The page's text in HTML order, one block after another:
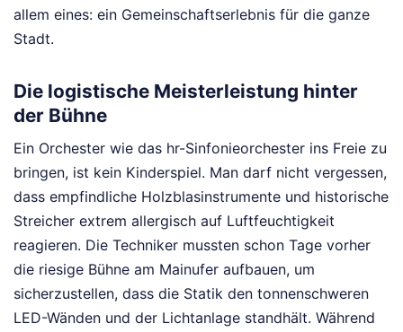
allem eines: ein Gemeinschaftserlebnis für die ganze
Stadt.
Die logistische Meisterleistung hinter
der Bühne
Ein Orchester wie das hr-Sinfonieorchester ins Freie zu
bringen, ist kein Kinderspiel. Man darf nicht vergessen,
dass empfindliche Holzblasinstrumente und historische
Streicher extrem allergisch auf Luftfeuchtigkeit
reagieren. Die Techniker mussten schon Tage vorher
die riesige Bühne am Mainufer aufbauen, um
sicherzustellen, dass die Statik den tonnenschweren
LED-Wänden und der Lichtanlage standhält. Während